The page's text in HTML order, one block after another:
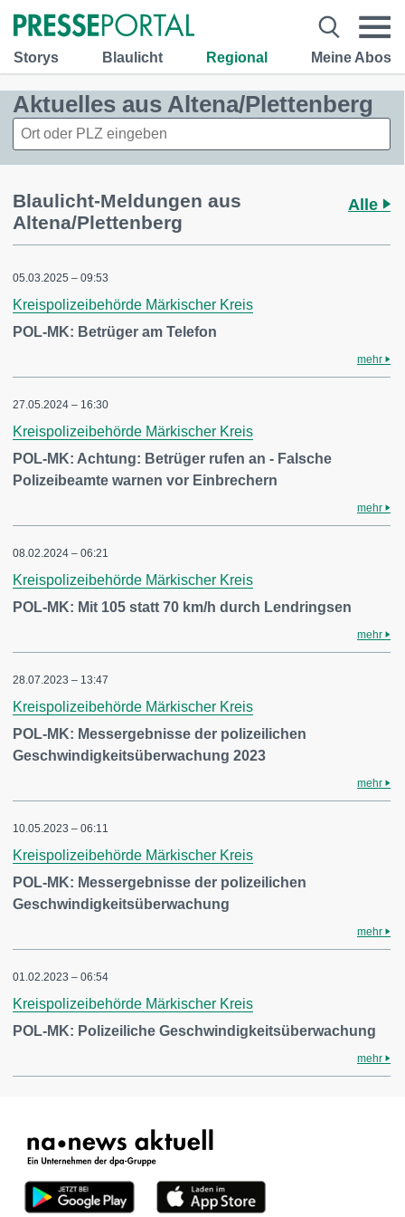
Storys Blaulicht Regional Meine Abos
Aktuelles aus Altena/Plettenberg
Blaulicht-Meldungen aus
Altena/Plettenberg
Alle
05.03.2025 – 09:53
Kreispolizeibehörde Märkischer Kreis
POL-MK: Betrüger am Telefon
mehr
27.05.2024 – 16:30
Kreispolizeibehörde Märkischer Kreis
POL-MK: Achtung: Betrüger rufen an - Falsche
Polizeibeamte warnen vor Einbrechern
mehr
08.02.2024 – 06:21
Kreispolizeibehörde Märkischer Kreis
POL-MK: Mit 105 statt 70 km/h durch Lendringsen
mehr
28.07.2023 – 13:47
Kreispolizeibehörde Märkischer Kreis
POL-MK: Messergebnisse der polizeilichen
Geschwindigkeitsüberwachung 2023
mehr
10.05.2023 – 06:11
Kreispolizeibehörde Märkischer Kreis
POL-MK: Messergebnisse der polizeilichen
Geschwindigkeitsüberwachung
mehr
01.02.2023 – 06:54
Kreispolizeibehörde Märkischer Kreis
POL-MK: Polizeiliche Geschwindigkeitsüberwachung
mehr